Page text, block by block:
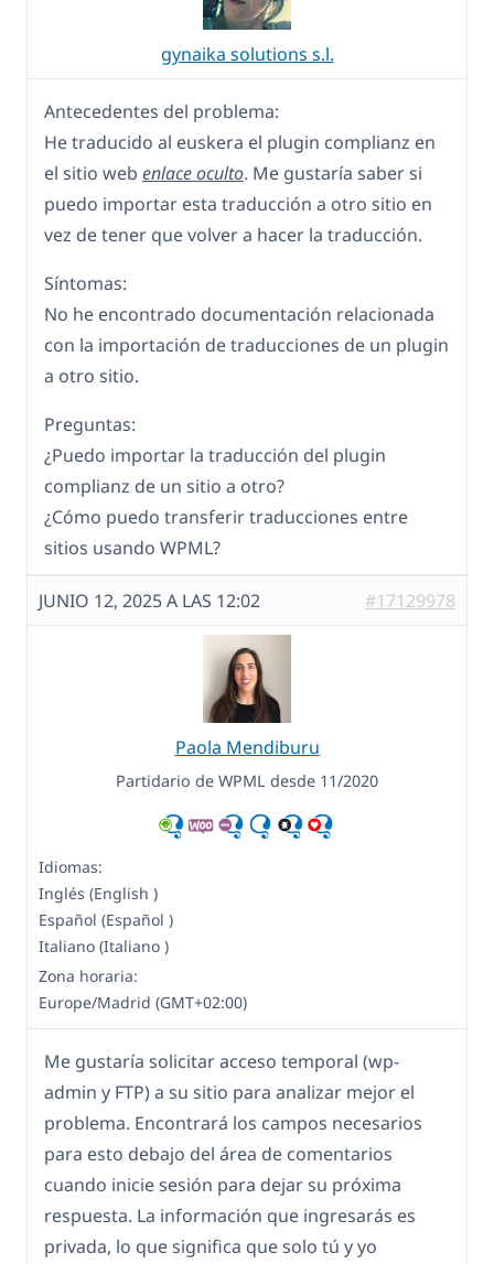
gynaika solutions s.l.
Antecedentes del problema:
He traducido al euskera el plugin complianz en
el sitio web enlace oculto. Me gustaría saber si
puedo importar esta traducción a otro sitio en
vez de tener que volver a hacer la traducción.
Síntomas:
No he encontrado documentación relacionada
con la importación de traducciones de un plugin
a otro sitio.
Preguntas:
¿Puedo importar la traducción del plugin
complianz de un sitio a otro?
¿Cómo puedo transferir traducciones entre
sitios usando WPML?
JUNIO 12, 2025 A LAS 12:02 #17129978
Paola Mendiburu
Partidario de WPML desde 11/2020
Idiomas:
Inglés (English )
Español (Español )
Italiano (Italiano )
Zona horaria:
Europe/Madrid (GMT+02:00)
Me gustaría solicitar acceso temporal (wp-
admin y FTP) a su sitio para analizar mejor el
problema. Encontrará los campos necesarios
para esto debajo del área de comentarios
cuando inicie sesión para dejar su próxima
respuesta. La información que ingresarás es
privada, lo que significa que solo tú y yo